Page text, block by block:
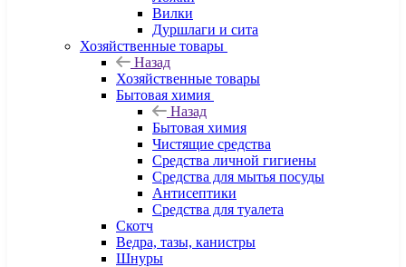
Вилки
Дуршлаги и сита
Хозяйственные товары
Назад
Хозяйственные товары
Бытовая химия
Назад
Бытовая химия
Чистящие средства
Средства личной гигиены
Средства для мытья посуды
Антисептики
Средства для туалета
Скотч
Ведра, тазы, канистры
Шнуры